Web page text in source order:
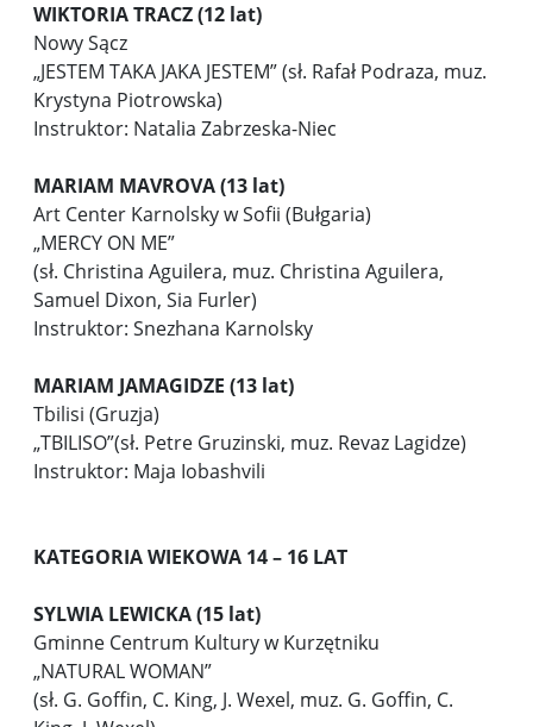
WIKTORIA TRACZ (12 lat)
Nowy Sącz
„JESTEM TAKA JAKA JESTEM” (sł. Rafał Podraza, muz.
Krystyna Piotrowska)
Instruktor: Natalia Zabrzeska-Niec
MARIAM MAVROVA (13 lat)
Art Center Karnolsky w Sofii (Bułgaria)
„MERCY ON ME”
(sł. Christina Aguilera, muz. Christina Aguilera,
Samuel Dixon, Sia Furler)
Instruktor: Snezhana Karnolsky
MARIAM JAMAGIDZE (13 lat)
Tbilisi (Gruzja)
„TBILISO”(sł. Petre Gruzinski, muz. Revaz Lagidze)
Instruktor: Maja Iobashvili
KATEGORIA WIEKOWA 14 – 16 LAT
SYLWIA LEWICKA (15 lat)
Gminne Centrum Kultury w Kurzętniku
„NATURAL WOMAN”
(sł. G. Goffin, C. King, J. Wexel, muz. G. Goffin, C.